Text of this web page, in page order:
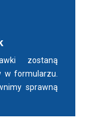
zostaną
w formularzu.
sprawną